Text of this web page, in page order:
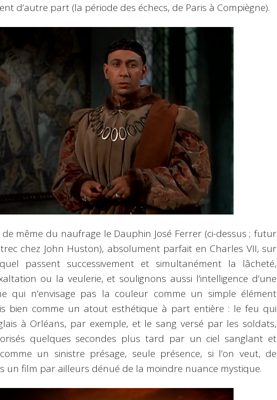
d’autre part (la période des échecs, de Paris à Compiègne).
même du naufrage le Dauphin José Ferrer (ci-dessus ; futur
chez John Huston), absolument parfait en Charles VII, sur
passent successivement et simultanément la lâcheté,
ou la veulerie, et soulignons aussi l’intelligence d’une
qui n’envisage pas la couleur comme un simple élément
bien comme un atout esthétique à part entière : le feu qui
à Orléans, par exemple, et le sang versé par les soldats,
quelques secondes plus tard par un ciel sanglant et
un sinistre présage, seule présence, si l’on veut, de
un film par ailleurs dénué de la moindre nuance mystique.